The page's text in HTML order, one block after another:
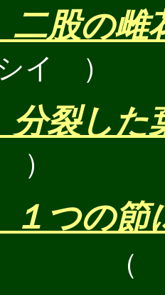
股の雌
イ ）
裂した
）
つの節
（